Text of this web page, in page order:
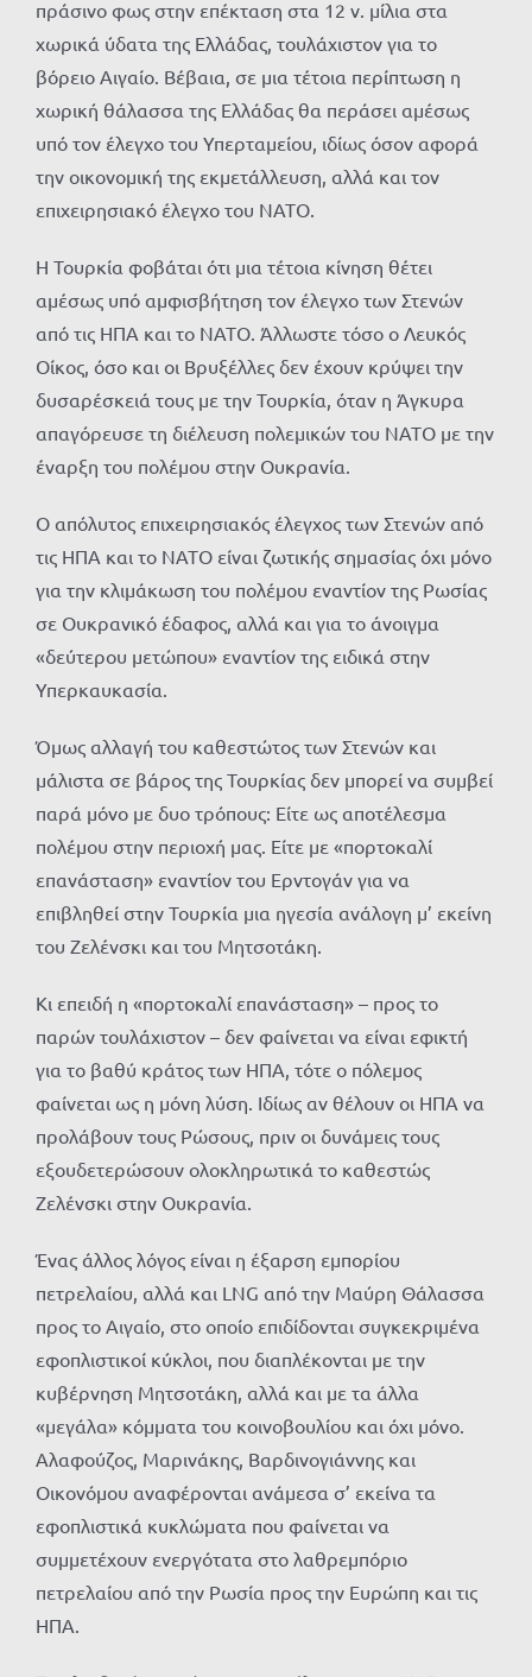
πράσινο φως στην επέκταση στα 12 ν. μίλια στα
χωρικά ύδατα της Ελλάδας, τουλάχιστον για το
βόρειο Αιγαίο. Βέβαια, σε μια τέτοια περίπτωση η
χωρική θάλασσα της Ελλάδας θα περάσει αμέσως
υπό τον έλεγχο του Υπερταμείου, ιδίως όσον αφορά
την οικονομική της εκμετάλλευση, αλλά και τον
επιχειρησιακό έλεγχο του ΝΑΤΟ.
Η Τουρκία φοβάται ότι μια τέτοια κίνηση θέτει
αμέσως υπό αμφισβήτηση τον έλεγχο των Στενών
από τις ΗΠΑ και το ΝΑΤΟ. Άλλωστε τόσο ο Λευκός
Οίκος, όσο και οι Βρυξέλλες δεν έχουν κρύψει την
δυσαρέσκειά τους με την Τουρκία, όταν η Άγκυρα
απαγόρευσε τη διέλευση πολεμικών του ΝΑΤΟ με την
έναρξη του πολέμου στην Ουκρανία.
Ο απόλυτος επιχειρησιακός έλεγχος των Στενών από
τις ΗΠΑ και το ΝΑΤΟ είναι ζωτικής σημασίας όχι μόνο
για την κλιμάκωση του πολέμου εναντίον της Ρωσίας
σε Ουκρανικό έδαφος, αλλά και για το άνοιγμα
«δεύτερου μετώπου» εναντίον της ειδικά στην
Υπερκαυκασία.
Όμως αλλαγή του καθεστώτος των Στενών και
μάλιστα σε βάρος της Τουρκίας δεν μπορεί να συμβεί
παρά μόνο με δυο τρόπους: Είτε ως αποτέλεσμα
πολέμου στην περιοχή μας. Είτε με «πορτοκαλί
επανάσταση» εναντίον του Ερντογάν για να
επιβληθεί στην Τουρκία μια ηγεσία ανάλογη μ’ εκείνη
του Ζελένσκι και του Μητσοτάκη.
Κι επειδή η «πορτοκαλί επανάσταση» – προς το
παρών τουλάχιστον – δεν φαίνεται να είναι εφικτή
για το βαθύ κράτος των ΗΠΑ, τότε ο πόλεμος
φαίνεται ως η μόνη λύση. Ιδίως αν θέλουν οι ΗΠΑ να
προλάβουν τους Ρώσους, πριν οι δυνάμεις τους
εξουδετερώσουν ολοκληρωτικά το καθεστώς
Ζελένσκι στην Ουκρανία.
Ένας άλλος λόγος είναι η έξαρση εμπορίου
πετρελαίου, αλλά και LNG από την Μαύρη Θάλασσα
προς το Αιγαίο, στο οποίο επιδίδονται συγκεκριμένα
εφοπλιστικοί κύκλοι, που διαπλέκονται με την
κυβέρνηση Μητσοτάκη, αλλά και με τα άλλα
«μεγάλα» κόμματα του κοινοβουλίου και όχι μόνο.
Αλαφούζος, Μαρινάκης, Βαρδινογιάννης και
Οικονόμου αναφέρονται ανάμεσα σ’ εκείνα τα
εφοπλιστικά κυκλώματα που φαίνεται να
συμμετέχουν ενεργότατα στο λαθρεμπόριο
πετρελαίου από την Ρωσία προς την Ευρώπη και τις
ΗΠΑ.